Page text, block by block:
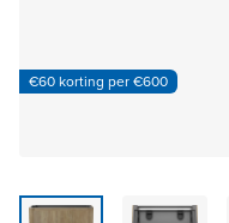
€60 korting per €600